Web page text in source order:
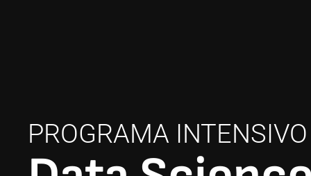
PROGRAMA INTENSIVO